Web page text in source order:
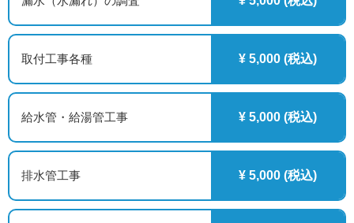
取付工事各種 ¥ 5,000 (税込)
給水管・給湯管工事 ¥ 5,000 (税込)
排水管工事 ¥ 5,000 (税込)